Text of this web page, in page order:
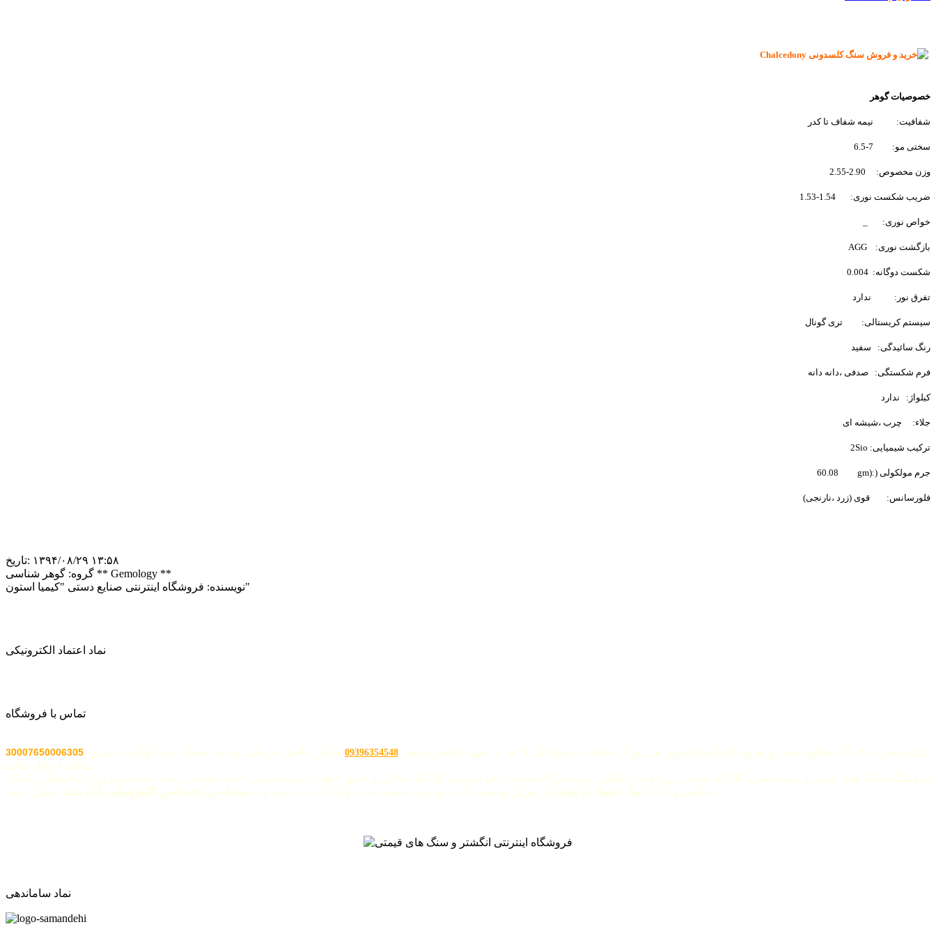
خصوصیات گوهر
شفافیت: نیمه شفاف تا کدر
سختی مو: 7-6.5
وزن مخصوص: 2.90-2.55
ضریب شکست نوری: 1.54-1.53
خواص نوری:
بازگشت نوری: AGG
شکست دوگانه: 0.004
تفرق نور: ندارد
سیستم کریستالی: تری گونال
رنگ سائیدگی: سفید
فرم شکستگی: صدفی ،دانه دانه
کیلواژ: ندارد
جلاء: چرب ،شیشه ای
ترکیب شیمیایی: Sio
2
جرم مولکولی (gm):
60.08
فلورسانس: قوی (زرد ،نارنجی)
تاریخ: ‎۱۳۹۴/۰۸/۲۹ ۱۳:۵۸
گروه: گوهر شناسی ** Gemology **
نویسنده:فروشگاه اینترنتی صنایع دستی "کیمیا استون"
نماد اعتماد الکترونیکی
تماس با فروشگاه
برای تماس با کارگاه صنایع دستی و فروشگاه کیمیا استون هر روز از ساعت 8 صبح الی 8 بعد از ظهر با شماره تلفن 09396354548 تماس حاصل فرمائید. ویا به سامانه پیام کوتاه به شماره 30007650006305
فروشگاه سنگ های قیمتی و نیمه قیمتی، کارگاه ساخت زیورآلات و انگشتر نقره،کارگاه ساخت تابلو فیروزه، کارگاه حکاکی و عقیق خطی " کیمیا استون " ثبت شده در ستاد ساماندهی وزارت فرهنگ و ارشاد
اسلامی و دارای نماد اعتماد دو ستاره از مرکز توسعه تجارت وزارت صنعت،معدن و تجارت می باشد و به سامانه پرداخت امن الکترونیکی بانک ملت
نماد ساماندهی